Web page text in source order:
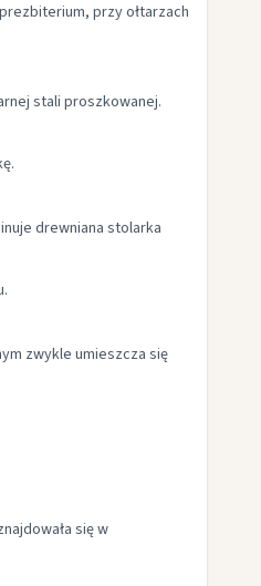
przy ołtarzach
stali proszkowanej.
drewniana stolarka
zwykle umieszcza się
się w